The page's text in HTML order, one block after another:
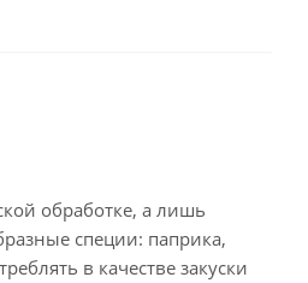
обработке, а лишь
специи: паприка,
в качестве закуски